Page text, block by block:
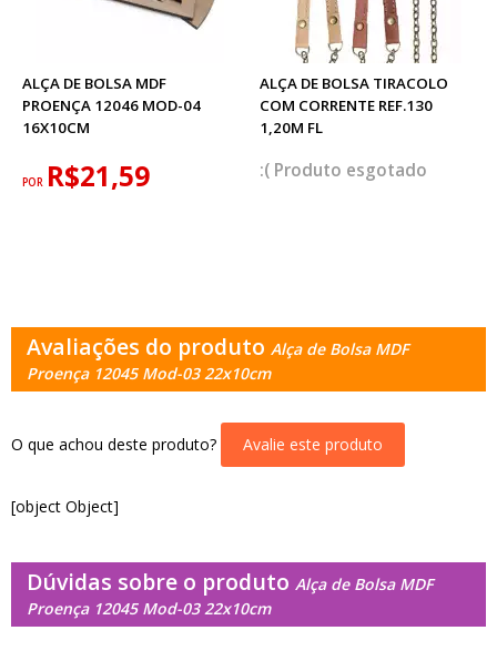
ALÇA DE BOLSA MDF
PROENÇA 12046 MOD-04
16X10CM
POR R$21,59
ALÇA DE BOLSA TIRACOLO
COM CORRENTE REF.130
1,20M FL
esgotado
Avaliações do produto Alça de Bolsa MDF
Proença 12045 Mod-03 22x10cm
O que achou deste produto? Avalie este produto
[object Object]
Dúvidas sobre o produto Alça de Bolsa MDF
Proença 12045 Mod-03 22x10cm